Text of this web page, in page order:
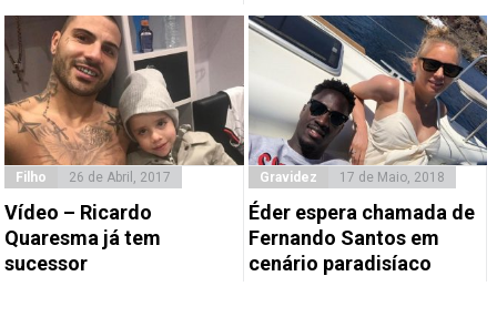
Filho 26 de Abril, 2017
Vídeo – Ricardo
Quaresma já tem
sucessor
Gravidez 17 de Maio, 2018
Éder espera chamada de
Fernando Santos em
cenário paradisíaco